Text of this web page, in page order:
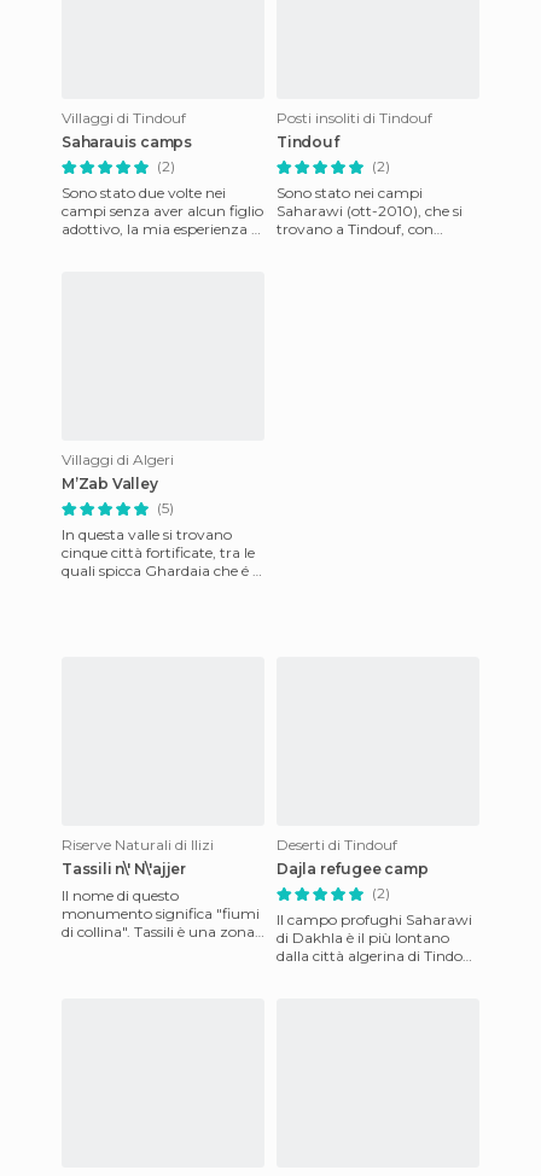
Villaggi di Tindouf
Saharauis camps
(2)
Sono stato due volte nei
campi senza aver alcun figlio
adottivo, la mia esperienza è
Posti insoliti di Tindouf
Tindouf
(2)
Sono stato nei campi
Saharawi (ott-2010), che si
trovano a Tindouf, con
Villaggi di Algeri
M’Zab Valley
(5)
In questa valle si trovano
cinque città fortificate, tra le
quali spicca Ghardaia che é la
Riserve Naturali di Ilizi
Tassili n\' N\'ajjer
Il nome di questo
monumento significa "fiumi
di collina". Tassili è una zona
Deserti di Tindouf
Dajla refugee camp
(2)
Il campo profughi Saharawi
di Dakhla è il più lontano
dalla città algerina di Tindouf